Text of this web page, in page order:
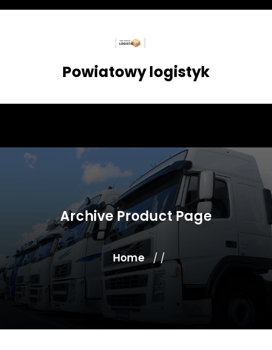
Skip
Powiatowy logistyk
Archive Product Page
Home / /